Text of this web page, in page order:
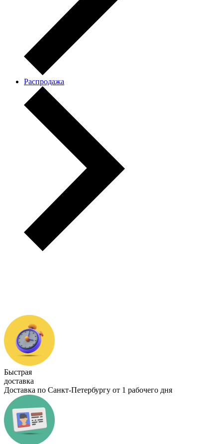
Распродажа
Быстрая
доставка
Доставка по Санкт-Петербургу от 1 рабочего дня